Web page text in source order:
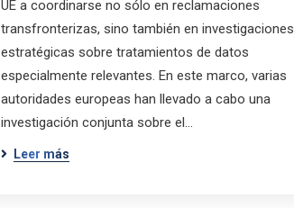
UE a coordinarse no sólo en reclamaciones
transfronterizas, sino también en investigaciones
estratégicas sobre tratamientos de datos
especialmente relevantes. En este marco, varias
autoridades europeas han llevado a cabo una
investigación conjunta sobre el…
Leer más